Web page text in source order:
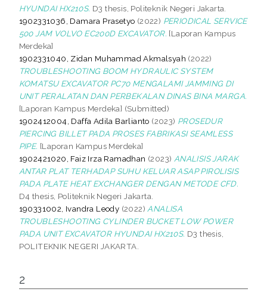
HYUNDAI HX210S. D3 thesis, Politeknik Negeri Jakarta.
1902331036, Damara Prasetyo (2022) PERIODICAL SERVICE
500 JAM VOLVO EC200D EXCAVATOR. [Laporan Kampus
Merdeka]
1902331040, Zidan Muhammad Akmalsyah (2022)
TROUBLESHOOTING BOOM HYDRAULIC SYSTEM
KOMATSU EXCAVATOR PC70 MENGALAMI JAMMING DI
UNIT PERALATAN DAN PERBEKALAN DINAS BINA MARGA.
[Laporan Kampus Merdeka] (Submitted)
1902412004, Daffa Adila Barlianto (2023) PROSEDUR
PIERCING BILLET PADA PROSES FABRIKASI SEAMLESS
PIPE. [Laporan Kampus Merdeka]
1902421020, Faiz Irza Ramadhan (2023) ANALISIS JARAK
ANTAR PLAT TERHADAP SUHU KELUAR ASAP PIROLISIS
PADA PLATE HEAT EXCHANGER DENGAN METODE CFD.
D4 thesis, Politeknik Negeri Jakarta.
190331002, Ivandra Leody (2022) ANALISA
TROUBLESHOOTING CYLINDER BUCKET LOW POWER
PADA UNIT EXCAVATOR HYUNDAI HX210S. D3 thesis,
POLITEKNIK NEGERI JAKARTA.
2